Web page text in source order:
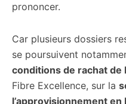
prononcer.
Car plusieurs dossiers
se poursuivent
conditions de rachat de
Fibre Excellence, sur la
l’approvisionnement en